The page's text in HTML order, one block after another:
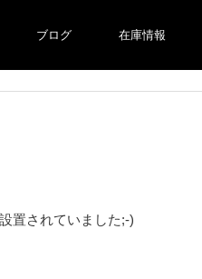
ブログ 在庫情報
置されていました;-)